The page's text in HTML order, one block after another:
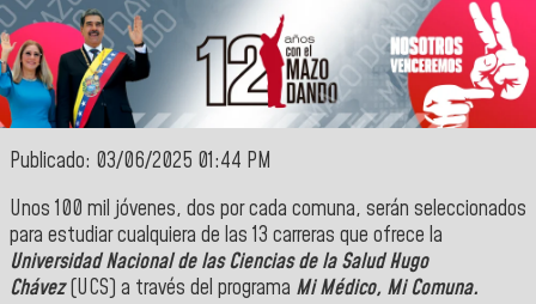
Publicado: 03/06/2025 01:44 PM
Unos 100 mil jóvenes, dos por cada comuna, serán seleccionados
para estudiar cualquiera de las 13 carreras que ofrece la
Universidad Nacional de las Ciencias de la Salud Hugo
Chávez(UCS) a través del programa Mi Médico, Mi Comuna.